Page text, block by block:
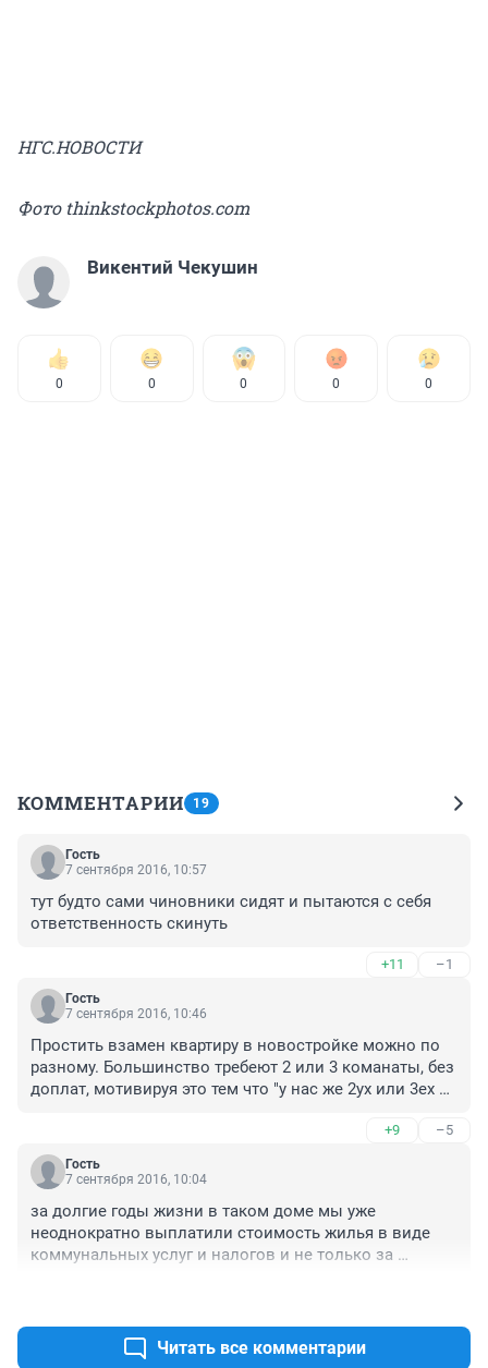
НГС.НОВОСТИ
Фото thinkstockphotos.com
Викентий Чекушин
0 0 0 0 0
КОММЕНТАРИИ 19
Гость
7 сентября 2016, 10:57
тут будто сами чиновники сидят и пытаются с себя
ответственность скинуть
+11 –1
Гость
7 сентября 2016, 10:46
Простить взамен квартиру в новостройке можно по
разному. Большинство требеют 2 или 3 команаты, без
доплат, мотивируя это тем что "у нас же 2ух или 3ех
площади не сопоставимы. А кто то готов доплатить
разницу за площадь, вот это нормально. У нас люди
хотят халявы. Знаю про что говорю, сталкивался с
Там людям предлагали варианты черемушки,
солнечный, чтоб без потери площади. Но они хотели
именно там, на кутузова в новостроях. По итогу они
построенных на месте бараков.
+9 –5
Гость
7 сентября 2016, 10:04
за долгие годы жизни в таком доме мы уже
неоднократно выплатили стоимость жилья в виде
коммунальных услуг и налогов и не только за
Читать все комментарии